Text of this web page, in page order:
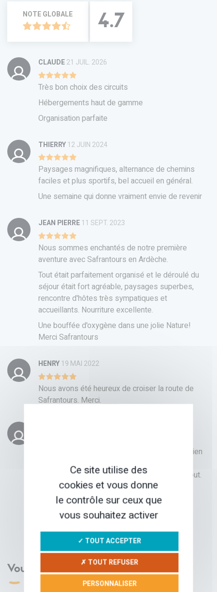
NOTE GLOBALE 4.7
CLAUDE21 JUIL. 2026
Très bon choix des circuits
Hébergements haut de gamme
Organisation parfaite
THIERRY12 JUIN 2024
Paysages magnifiques, alternance de chemins
faciles et plus sportifs, bel accueil en général.
Une semaine qui donne vraiment envie de revenir
JEAN PIERRE11 SEPT. 2023
Nous sommes enchantés de notre première
aventure avec Safrantours en Ardèche.
Tout était parfaitement organisé et le déroulé du
séjour était fort agréable, paysages superbes,
rencontre d'hôtes très sympatiques et
accueillants. Nourriture excellente.
Une bouffée d'oxygène dans une jolie Nature!
Merci Safrantours
HENRY19 MAI 2022
Nous avons été heureux de croiser la route de
Safrantours. Merci.
Une belle découverte pour nous. Des hôtels bien
choisis, un accueil chaque fois chaleureux et
sympathique. Une restauration de qualité partout.
Un bel itinéraire bien étudié.
CHARGER PLUS DE TÉMOIGNAGES
Vous aimerez aussi
Ce site utilise des
cookies et vous donne
le contrôle sur ceux que
vous souhaitez activer
✓ TOUT ACCEPTER
✗ TOUT REFUSER
PERSONNALISER